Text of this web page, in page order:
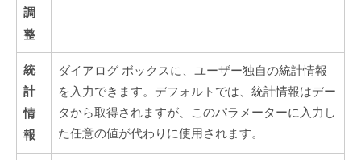
調
整
統
計
情
報
ダイアログ ボックスに、ユーザー独自の統計情報
を入力できます。デフォルトでは、統計情報はデー
タから取得されますが、このパラメーターに入力し
た任意の値が代わりに使用されます。